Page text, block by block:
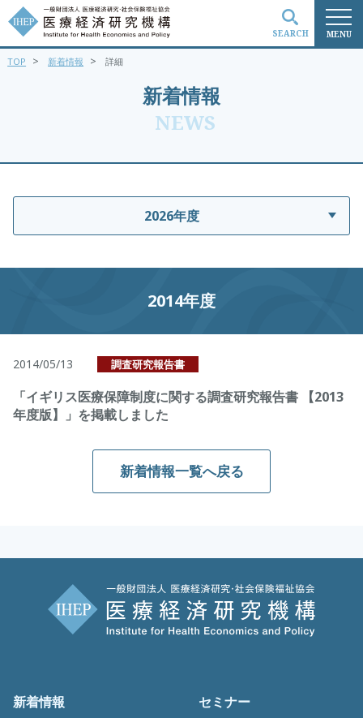
MENU
SEARCH
新着情報
NEWS
TOP > 新着情報 > 詳細
2026年度
2014年度
2014/05/13 調査研究報告書
「イギリス医療保障制度に関する調査研究報告書 【2013
年度版】」を掲載しました
新着情報一覧へ戻る
新着情報
セミナー